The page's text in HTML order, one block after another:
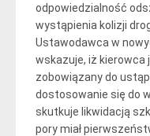
odpowiedzialność
wystąpienia kolizji
Ustawodawca w
wskazuje, iż
zobowiązany do
dostosowanie się do
skutkuje likwidacją
pory miał